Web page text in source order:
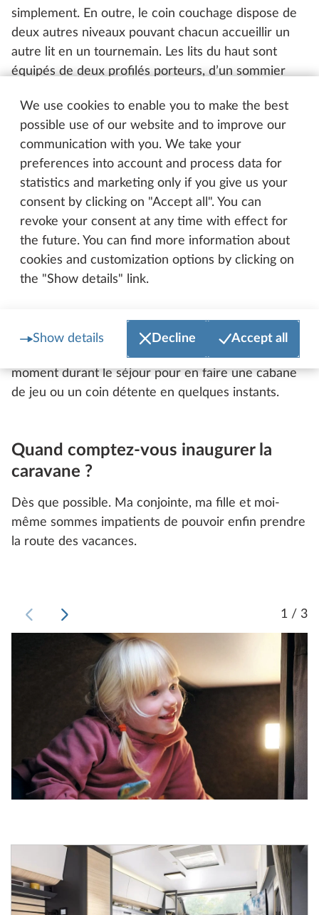
We use cookies to enable you to make the best
possible use of our website and to improve our
communication with you. We take your
preferences into account and process data for
statistics and marketing only if you give us your
consent by clicking on "Accept all". You can
revoke your consent at any time with effect for
the future. You can find more information about
cookies and customization options by clicking on
the "Show details" link.
Show details Decline Accept all
simplement. En outre, le coin couchage dispose de
deux autres niveaux pouvant chacun accueillir un
autre lit en un tournemain. Les lits du haut sont
équipés de deux profilés porteurs, d’un sommier
propose donc neuf variantes différentes
d’aménagement.
Comment cette prouesse se traduit-
elle concrètement ?
Disons que je peux réfléchir à la manière dont je
veux voyager avant chaque départ en vacances,
notamment en fonction du nombre d’enfants. Il est
accueillir mon chien si je souhaite l’emmener avec
moi. En cas de besoin, je peux aussi l’adapter à tout
moment durant le séjour pour en faire une cabane
de jeu ou un coin détente en quelques instants.
Quand comptez-vous inaugurer la
caravane ?
Dès que possible. Ma conjointe, ma fille et moi-
même sommes impatients de pouvoir enfin prendre
la route des vacances.
1 / 3